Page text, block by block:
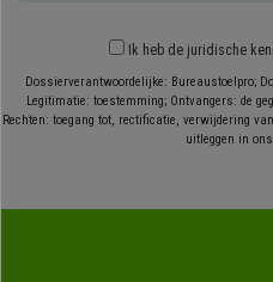
Ik heb de juridische
Dossierverantwoordelijke: Bureaustoelpro;
Legitimatie: toestemming; Ontvangers: de
Rechten: toegang tot, rectificatie, verwijdering
uitleggen in